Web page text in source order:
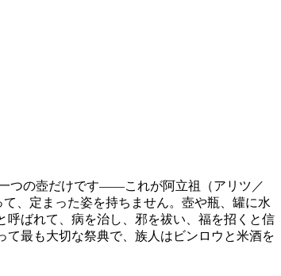
つの壺だけです——これが阿立祖（アリツ／
、定まった姿を持ちません。壺や瓶、罐に水
ばれて、病を治し、邪を祓い、福を招くと信
て最も大切な祭典で、族人はビンロウと米酒を